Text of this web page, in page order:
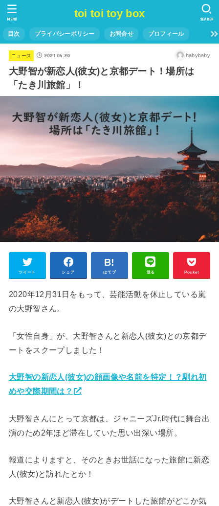
toi toi toy box
目次 プライバシーポリシー お問合せ プロフィール
SEARCH
MENU
ニュース 2021.04.20 babybaby
大野智が新恋人(彼女)と京都デート！場所は
「たき川旅館」！
ツイート シェア はてブ 送る Pocket
2020年12月31日をもって、芸能活動を休止している嵐
の大野智さん。
「女性自身」が、大野智さんと新恋人(彼女)との京都デ
ートをスクープしました！
大野智の新恋人(彼女)の顔画像や名前を特定！？馴れ初
めや交際期間は？
大野智さんにとって京都は、ジャニーズJr.時代に舞台出
演のため2年ほど滞在していた思い出深い場所。
報道によりますと、そのときお世話になった旅館に新恋
人(彼女)と訪れたとか！
大野智さんと新恋人(彼女)がデートした旅館がどこか気